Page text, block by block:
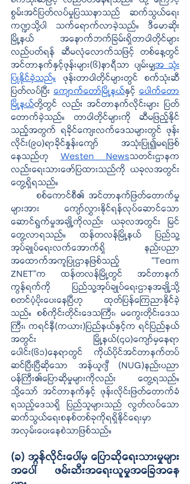
စွမ်းအင်ပြတ်လပ်မှုပြဿနာသည် ဆက်သွယ်ရေး
ကဏ္ဍသို့ပါ သက်ရောက်လာခဲ့သည်။ ဒီမောဆိုး
မြို့နယ် အနောက်ဘက်ခြမ်းရှိတာဝါတိုင်များ
လည်ပတ်ရန် ဆီမလုံလောက်သဖြင့် တစ်နေ့တွင်
အင်တာနက်နှင့်ဖုန်းများ(၆)နာရီသာ ပျမ်းမျှအ သုံး
ပြုနိုင်ခဲ့သည်။ ဖုန်းတာဝါတိုင်များတွင် စက်သုံးဆီ
ပြတ်လပ်ပြီး ကျောက်တော်မြို့နယ်နှင့် ပေါက်တော
မြို့နယ်တို့တွင် လည်း အင်တာနက်လိုင်းများ ပြတ်
တောက်ခဲ့သည်။ တာဝါတိုင်များကို ဆီမဖြည့်နိုင်
သည့်အတွက် ရခိုင်ကျေးလက်ဒေသများတွင် ဖုန်း
လိုင်း(၉၀)ရာခိုင်နှုန်းကျော် အသုံးပြု၍မရဖြစ်
နေသည်ဟု Westen Newsသတင်းဌာနက
လည်းရေးသားဖော်ပြထားသည်ကို ယခုလအတွင်း
တွေ့ရှိရသည်။
စစ်ကောင်စီ၏ အင်တာနက်ဖြတ်တောက်မှု
များအား ကျော်လွှားနိုင်ရန်လုပ်ဆောင်သော
ဆောင်ရွက်မှုအချို့ကိုလည်း ယခုလအတွင်း မြင်
တွေ့လာရသည်။ ထန်တလန်မြို့နယ် ပြည်သူ့
အုပ်ချုပ်ရေးလက်အောက်ရှိ နည်းပညာ
အထောက်အကူပြုဌာနဖြစ်သည့် “Team
ZNET”က ထန်တလန်မြို့တွင် အင်တာနက်
ကွန်ရက်ကို ပြည်သူ့အုပ်ချုပ်ရေးဌာနအချို့သို့
စတင်ပံ့ပိုးပေးနေပြီဟု ထုတ်ပြန်ကြေညာနိုင်ခဲ့
သည်။ စစ်ကိုင်းတိုင်းဒေသကြီး၊ မကွေးတိုင်းဒေသ
ကြီး၊ ကရင်နီ(ကယား)ပြည်နယ်နှင့်က ရင်ပြည်နယ်
အတွင်း မြို့နယ်(၄၀)ကျော်မှနေရာ
ပေါင်း(၆၁)နေရာတွင် ကိုယ်ပိုင်အင်တာနက်တပ်
ဆင်ပြီးပြီဆိုသော အန်ယူဂျီ (NUG)နည်းပညာ
ဝန်ကြီး၏ပြောဆိုမှုများကိုလည်း တွေ့ရသည်။
သို့သော် အင်တာနက်နှင့် ဖုန်းလိုင်းဖြတ်တောက်ခံ
ရသည့်ဒေသရှိ ပြည်သူများသည် လွတ်လပ်သော
ဆက်သွယ်ရေးစနစ်တစ်ခုကိုရရှိနိုင်ရေးမှာ
အလှမ်းဝေးနေစဲသာဖြစ်သည်။
(ခ) အွန်လိုင်းပေါ်မှ ပြောဆိုရေးသားမှုများ
အပေါ် ဖမ်းဆီးအရေးယူမှုအခြေအနေ